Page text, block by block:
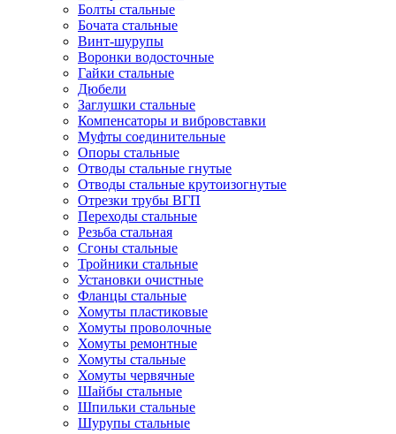
Болты стальные
Бочата стальные
Винт-шурупы
Воронки водосточные
Гайки стальные
Дюбели
Заглушки стальные
Компенсаторы и вибровставки
Муфты соединительные
Опоры стальные
Отводы стальные гнутые
Отводы стальные крутоизогнутые
Отрезки трубы ВГП
Переходы стальные
Резьба стальная
Сгоны стальные
Тройники стальные
Установки очистные
Фланцы стальные
Хомуты пластиковые
Хомуты проволочные
Хомуты ремонтные
Хомуты стальные
Хомуты червячные
Шайбы стальные
Шпильки стальные
Шурупы стальные